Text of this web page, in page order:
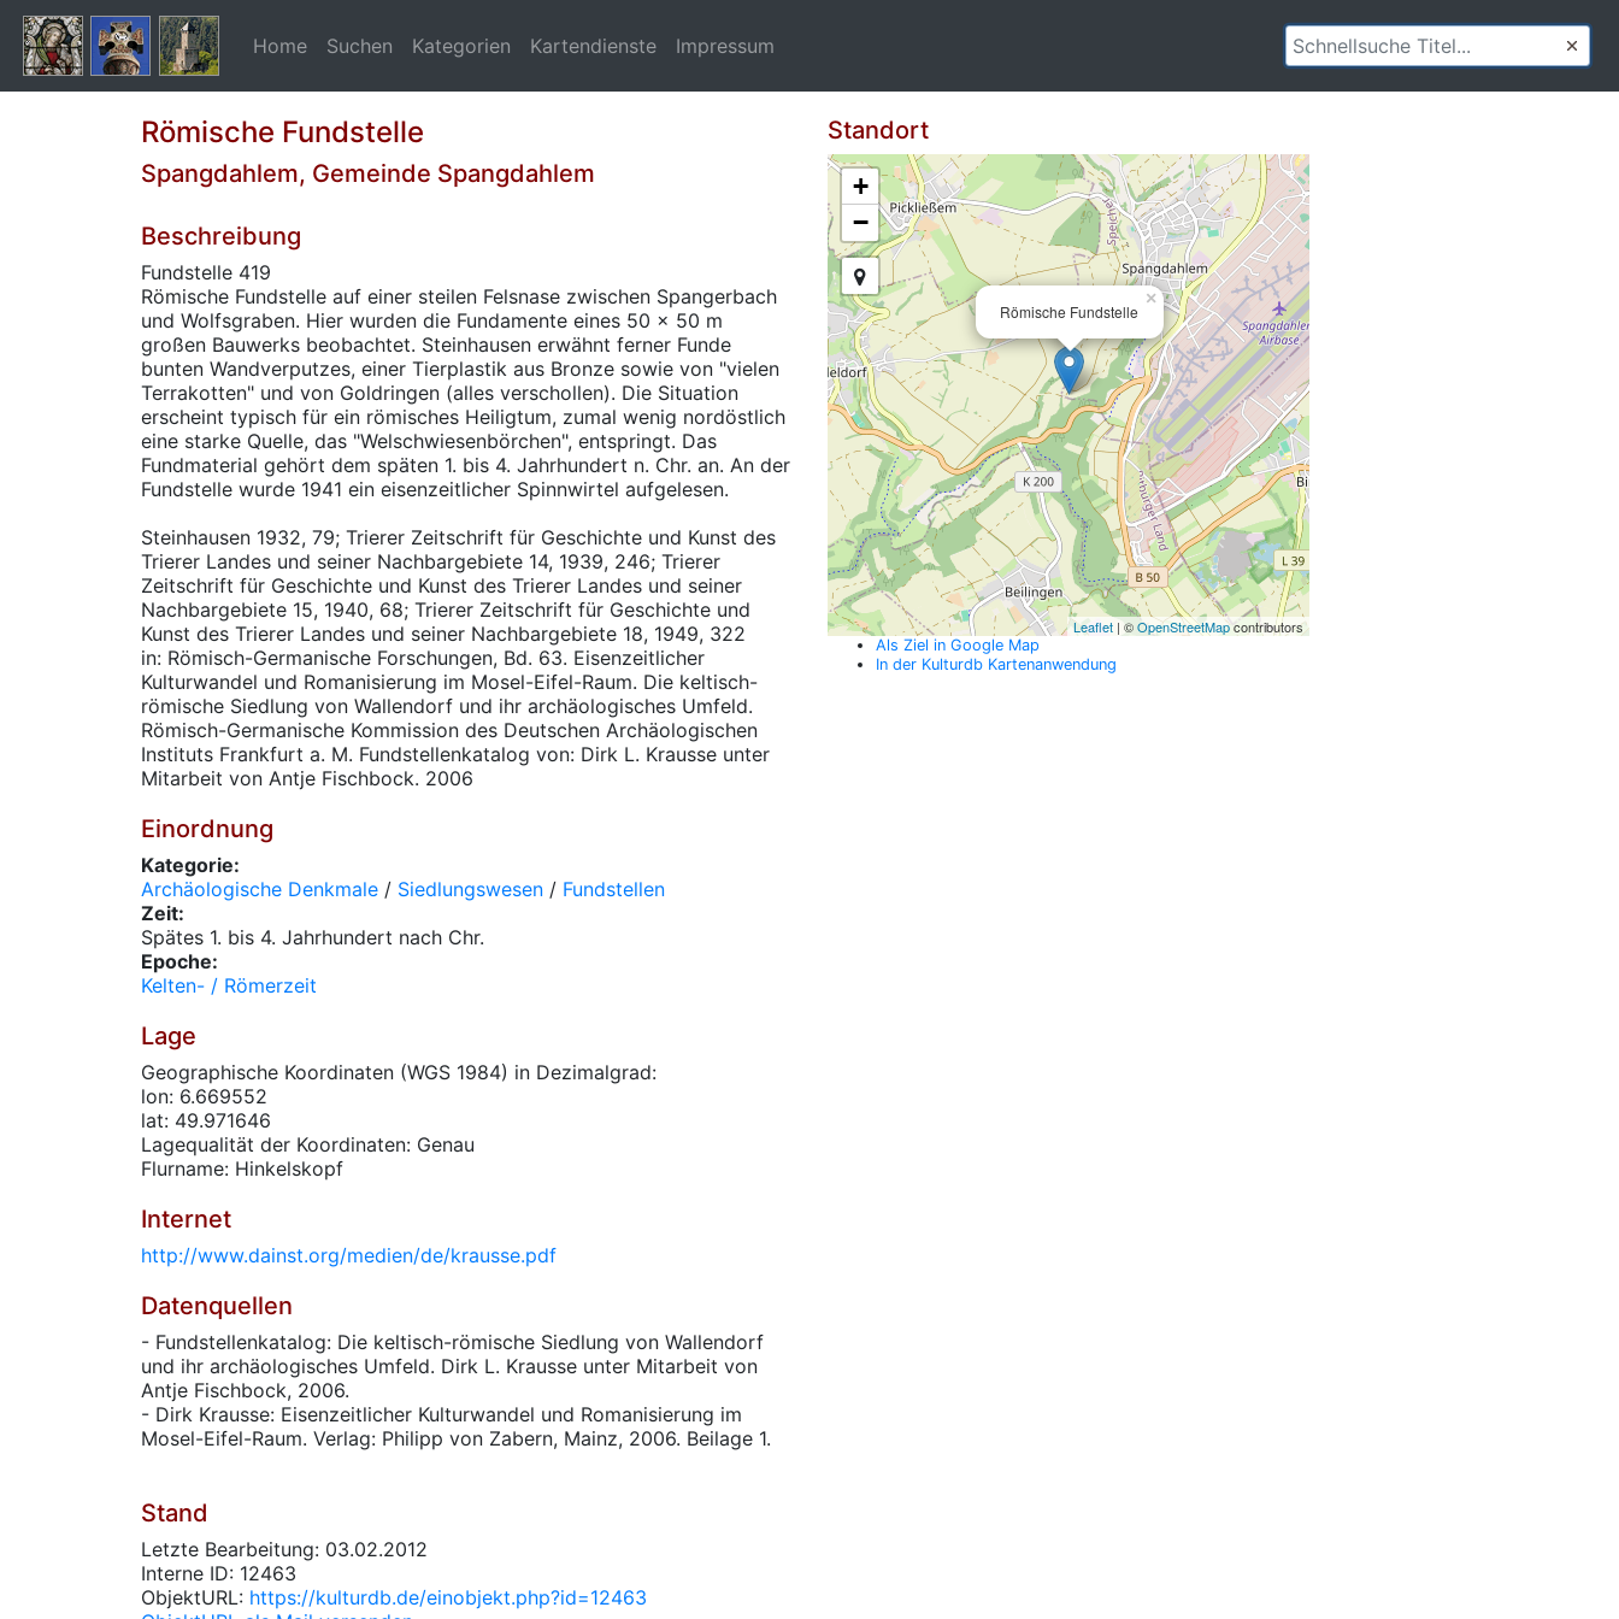
Home Suchen Kategorien Kartendienste Impressum
Römische Fundstelle
Spangdahlem, Gemeinde Spangdahlem
Beschreibung
Fundstelle 419
Römische Fundstelle auf einer steilen Felsnase zwischen Spangerbach
und Wolfsgraben. Hier wurden die Fundamente eines 50 x 50 m
großen Bauwerks beobachtet. Steinhausen erwähnt ferner Funde
bunten Wandverputzes, einer Tierplastik aus Bronze sowie von "vielen
Terrakotten" und von Goldringen (alles verschollen). Die Situation
erscheint typisch für ein römisches Heiligtum, zumal wenig nordöstlich
eine starke Quelle, das "Welschwiesenbörchen", entspringt. Das
Fundmaterial gehört dem späten 1. bis 4. Jahrhundert n. Chr. an. An der
Fundstelle wurde 1941 ein eisenzeitlicher Spinnwirtel aufgelesen.
Steinhausen 1932, 79; Trierer Zeitschrift für Geschichte und Kunst des
Trierer Landes und seiner Nachbargebiete 14, 1939, 246; Trierer
Zeitschrift für Geschichte und Kunst des Trierer Landes und seiner
Nachbargebiete 15, 1940, 68; Trierer Zeitschrift für Geschichte und
Kunst des Trierer Landes und seiner Nachbargebiete 18, 1949, 322
in: Römisch-Germanische Forschungen, Bd. 63. Eisenzeitlicher
Kulturwandel und Romanisierung im Mosel-Eifel-Raum. Die keltisch-
römische Siedlung von Wallendorf und ihr archäologisches Umfeld.
Römisch-Germanische Kommission des Deutschen Archäologischen
Instituts Frankfurt a. M. Fundstellenkatalog von: Dirk L. Krausse unter
Mitarbeit von Antje Fischbock. 2006
Einordnung
Kategorie:
Archäologische Denkmale / Siedlungswesen / Fundstellen
Zeit:
Spätes 1. bis 4. Jahrhundert nach Chr.
Epoche:
Kelten- / Römerzeit
Lage
Geographische Koordinaten (WGS 1984) in Dezimalgrad:
lon: 6.669552
lat: 49.971646
Lagequalität der Koordinaten: Genau
Flurname: Hinkelskopf
Internet
http://www.dainst.org/medien/de/krausse.pdf
Datenquellen
- Fundstellenkatalog: Die keltisch-römische Siedlung von Wallendorf
und ihr archäologisches Umfeld. Dirk L. Krausse unter Mitarbeit von
Antje Fischbock, 2006.
- Dirk Krausse: Eisenzeitlicher Kulturwandel und Romanisierung im
Mosel-Eifel-Raum. Verlag: Philipp von Zabern, Mainz, 2006. Beilage 1.
Stand
Letzte Bearbeitung: 03.02.2012
Interne ID: 12463
ObjektURL: https://kulturdb.de/einobjekt.php?id=12463
Standort
Römische Fundstelle
×
+
−
Leaflet | ©OpenStreetMapcontributors
Als Ziel in Google Map
In der Kulturdb Kartenanwendung